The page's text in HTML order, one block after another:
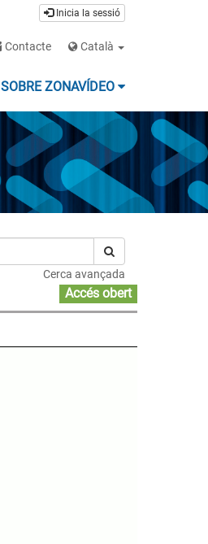
Inicia la sessió
Contacte Català
SOBRE ZONAVÍDEO
Cerca avançada
Accés obert